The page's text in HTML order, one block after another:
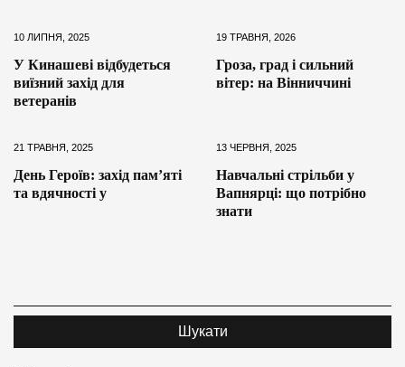
10 ЛИПНЯ, 2025
У Кинашеві відбудеться
виїзний захід для
ветеранів
19 ТРАВНЯ, 2026
Гроза, град і сильний
вітер: на Вінниччині
21 ТРАВНЯ, 2025
День Героїв: захід памʼяті
та вдячності у
13 ЧЕРВНЯ, 2025
Навчальні стрільби у
Вапнярці: що потрібно
знати